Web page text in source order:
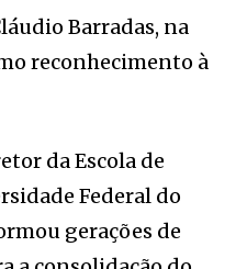
Barradas, na
reconhecimento à
da Escola de
Federal do
gerações de